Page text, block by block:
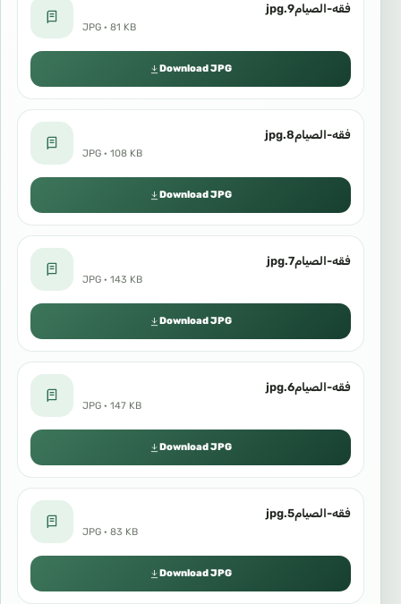
فقه-الصيام9.jpg
JPG · 81 KB
Download JPG
فقه-الصيام8.jpg
JPG · 108 KB
Download JPG
فقه-الصيام7.jpg
JPG · 143 KB
Download JPG
فقه-الصيام6.jpg
JPG · 147 KB
Download JPG
فقه-الصيام5.jpg
JPG · 83 KB
Download JPG